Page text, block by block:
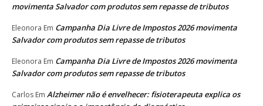
movimenta Salvador com produtos sem repasse de tributos
Eleonora Em Campanha Dia Livre de Impostos 2026 movimenta
Salvador com produtos sem repasse de tributos
Eleonora Em Campanha Dia Livre de Impostos 2026 movimenta
Salvador com produtos sem repasse de tributos
Carlos Em Alzheimer não é envelhecer: fisioterapeuta explica os